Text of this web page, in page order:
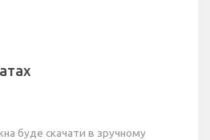
буде скачати в зручному